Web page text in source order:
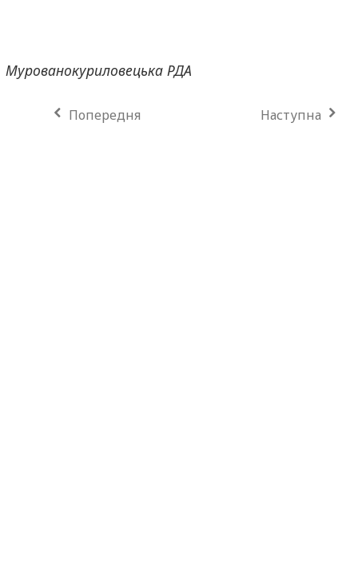
Мурованокуриловецька РДА
Попередня Наступна